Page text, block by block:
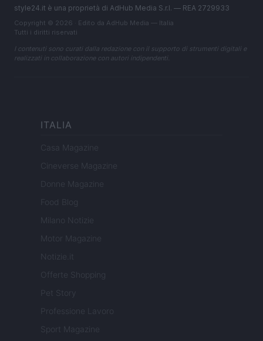
style24.it è una proprietà di AdHub Media S.r.l. — REA 2729933
Copyright © 2026 · Edito da AdHub Media — Italia
Tutti i diritti riservati
I contenuti sono curati dalla redazione con il supporto di strumenti digitali e
realizzati in collaborazione con autori indipendenti.
ITALIA
Casa Magazine
Cineverse Magazine
Donne Magazine
Food Blog
Milano Notizie
Motor Magazine
Notizie.it
Offerte Shopping
Pet Story
Professione Lavoro
Sport Magazine